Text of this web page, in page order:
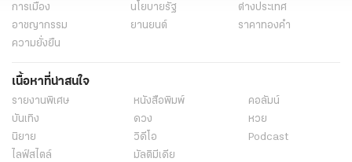
การเมือง
นโยบายรัฐ
ต่างประเทศ
อาชญากรรม
ยานยนต์
ราคาทองคำ
ความยั่งยืน
เนื้อหาที่น่าสนใจ
รายงานพิเศษ หนังสือพิมพ์
คอลัมน์
บันเทิง
ดวง
หวย
นิยาย
วิดีโอ
Podcast
ไลฟ์สไตล์
มัลติมีเดีย